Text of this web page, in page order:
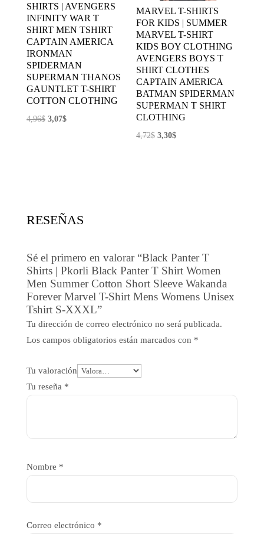
SHIRTS | AVENGERS
INFINITY WAR T
SHIRT MEN TSHIRT
CAPTAIN AMERICA
IRONMAN
SPIDERMAN
SUPERMAN THANOS
GAUNTLET T-SHIRT
COTTON CLOTHING
4,96$ El
3,07$El
MARVEL T-SHIRTS
FOR KIDS | SUMMER
MARVEL T-SHIRT
KIDS BOY CLOTHING
AVENGERS BOYS T
SHIRT CLOTHES
CAPTAIN AMERICA
BATMAN SPIDERMAN
SUPERMAN T SHIRT
CLOTHING
4,72$ El
3,30$El
RESEÑAS
Sé el primero en valorar “Black Panter T
Shirts | Pkorli Black Panter T Shirt Women
Men Summer Cotton Short Sleeve Wakanda
Forever Marvel T-Shirt Mens Womens Unisex
Tshirt S-XXXL”
Tu dirección de correo electrónico no será publicada.
Los campos obligatorios están marcados con *
Tu valoración
Tu reseña *
Nombre *
Correo electrónico *